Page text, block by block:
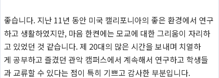
좋습니다. 지난 11년 동안 미국 캘리포니아의 좋은 환경에서 연구
하고 생활하였지만, 마음 한켠에는 모교에 대한 그리움이 자리하
고 있었던 것 같습니다. 제 20대의 많은 시간을 보내며 치열하
게 공부하고 즐겼던 관악 캠퍼스에서 계속해서 연구하고 학생들
과 교류할 수 있다는 점이 특히 기쁘고 감사한 부분입니다.